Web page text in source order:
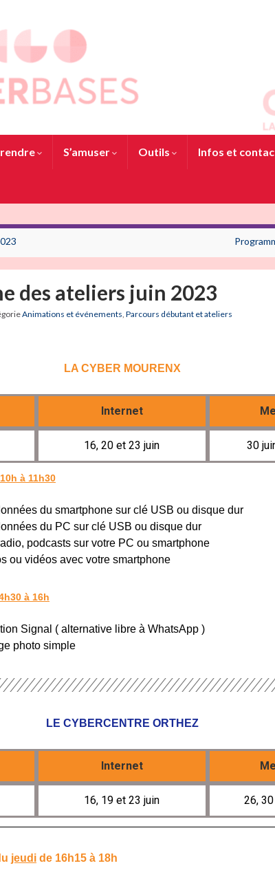
S’amuser Outils Infos et
des ateliers juin 2023
Animations et événements Parcours débutant et ateliers
LA CYBER MOURENX
Internet
16, 20 et 23 juin 30
à 11h30
du smartphone sur clé USB ou disque dur
du PC sur clé USB ou disque dur
podcasts sur votre PC ou smartphone
ou vidéos avec votre smartphone
à 16h
Signal ( alternative libre à WhatsApp )
photo simple
LE CYBERCENTRE ORTHEZ
Internet
16, 19 et 23 juin 26,
jeudi de 16h15 à 18h